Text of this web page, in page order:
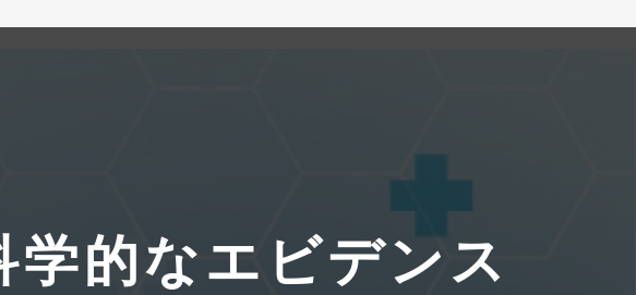
的なエビデンス